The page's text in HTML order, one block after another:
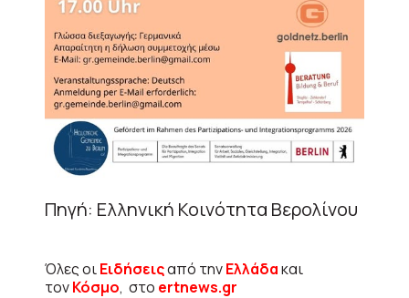
Πηγή: Ελληνική Κοινότητα Βερολίνου
Όλες οιΕιδήσειςαπό τηνΕλλάδακαι
τονΚόσμο, στο ertnews.gr